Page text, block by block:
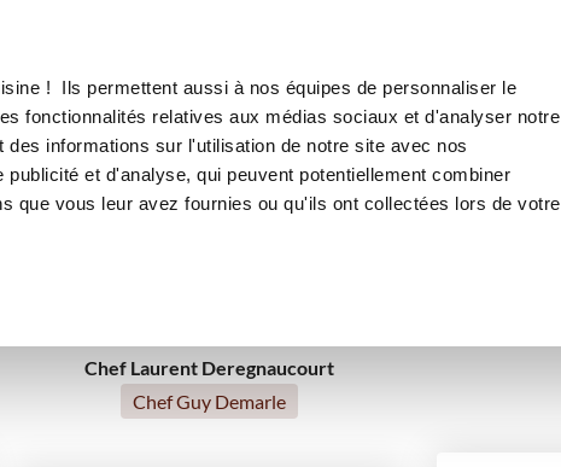
! Ils permettent aussi à nos équipes de personnaliser le
fonctionnalités relatives aux médias sociaux et d'analyser notre
des informations sur l'utilisation de notre site avec nos
et d'analyse, qui peuvent potentiellement combiner
que vous leur avez fournies ou qu'ils ont collectées lors de votre
Meringue suisse
RECETTE VALIDÉE
Chef Laurent Deregnaucourt
Chef Guy Demarle